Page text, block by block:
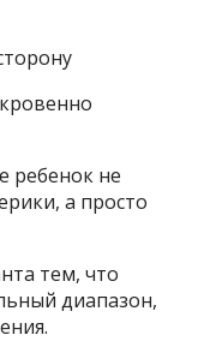
ребенок не
а просто
тем, что
диапазон,